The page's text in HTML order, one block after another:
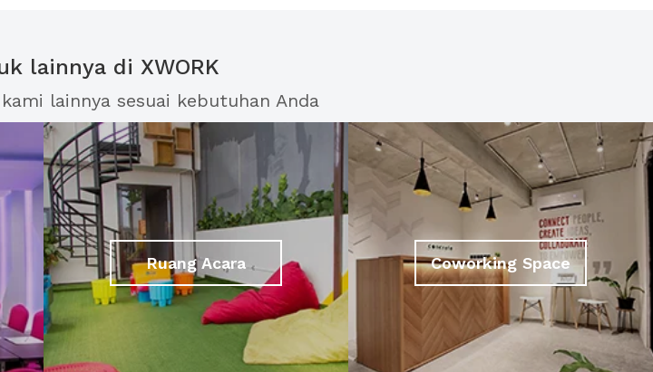
lainnya di XWORK
lainnya sesuai kebutuhan Anda
Ruang Acara Coworking Space